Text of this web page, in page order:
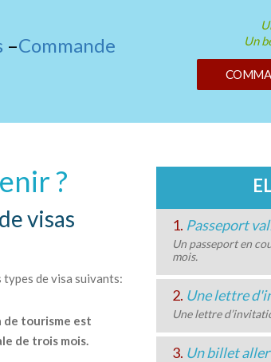
–Commande
Un
?
visas
de visa suivants:
de tourisme est
de trois mois.
1. Passeport
Un passeport en
mois.
2. Une lettre
Une lettre
3. Un billet